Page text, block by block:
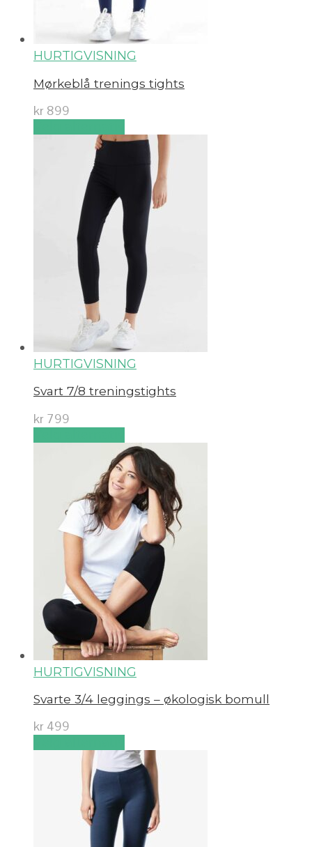
HURTIGVISNING
Mørkeblå trenings tights
kr 899
HURTIGVISNING
Svart 7/8 treningstights
kr 799
HURTIGVISNING
Svarte 3/4 leggings – økologisk bomull
kr 499